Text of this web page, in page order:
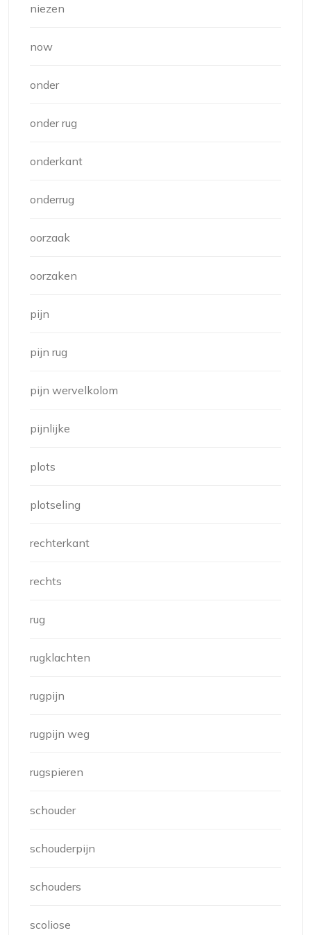
niezen
now
onder
onder rug
onderkant
onderrug
oorzaak
oorzaken
pijn
pijn rug
pijn wervelkolom
pijnlijke
plots
plotseling
rechterkant
rechts
rug
rugklachten
rugpijn
rugpijn weg
rugspieren
schouder
schouderpijn
schouders
scoliose